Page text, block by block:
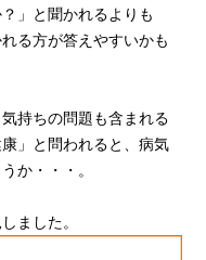
」と聞かれるよりも
る方が答えやすいかも
持ちの問題も含まれる
」と問われると、病気
か・・・。
ました。